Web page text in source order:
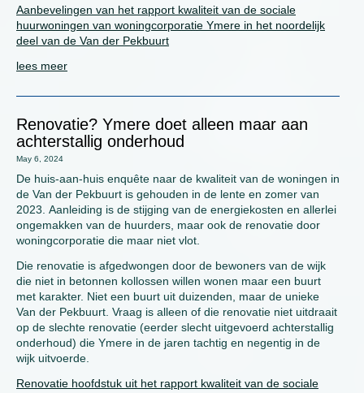
Aanbevelingen van het rapport kwaliteit van de sociale
huurwoningen van woningcorporatie Ymere in het noordelijk
deel van de Van der Pekbuurt
lees meer
Renovatie? Ymere doet alleen maar aan
achterstallig onderhoud
May 6, 2024
De huis-aan-huis enquête naar de kwaliteit van de woningen in
de Van der Pekbuurt is gehouden in de lente en zomer van
2023. Aanleiding is de stijging van de energiekosten en allerlei
ongemakken van de huurders, maar ook de renovatie door
woningcorporatie die maar niet vlot.
Die renovatie is afgedwongen door de bewoners van de wijk
die niet in betonnen kollossen willen wonen maar een buurt
met karakter. Niet een buurt uit duizenden, maar de unieke
Van der Pekbuurt. Vraag is alleen of die renovatie niet uitdraait
op de slechte renovatie (eerder slecht uitgevoerd achterstallig
onderhoud) die Ymere in de jaren tachtig en negentig in de
wijk uitvoerde.
Renovatie hoofdstuk uit het rapport kwaliteit van de sociale